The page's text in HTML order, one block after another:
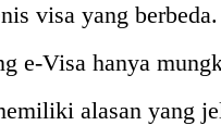
visa yang berbeda.
e-Visa hanya
alasan yang